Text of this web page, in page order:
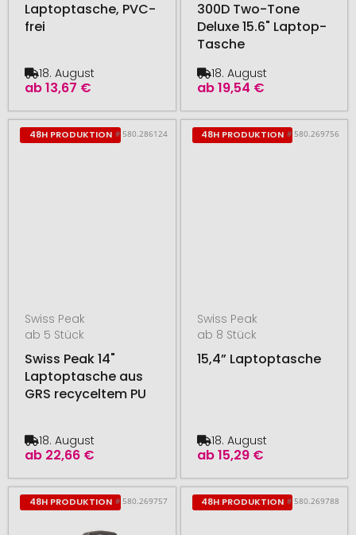
Laptoptasche, PVC-
frei
ab13,67 €
18. August
300D Two-Tone
Deluxe 15.6" Laptop-
Tasche
ab19,54 €
18. August
48H PRODUKTION # 580.286124
Swiss Peak
ab 5 Stück
Swiss Peak 14"
Laptoptasche aus
GRS recyceltem PU
ab 22,66 €
18. August
48H PRODUKTION # 580.269756
Swiss Peak
ab 8 Stück
15,4” Laptoptasche
ab15,29 €
18. August
48H PRODUKTION # 580.269757 48H PRODUKTION # 580.269788